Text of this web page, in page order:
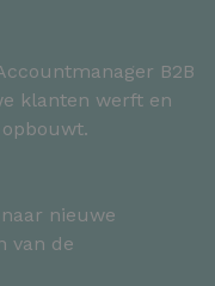
B2B
klanten werft en
nieuwe
van de